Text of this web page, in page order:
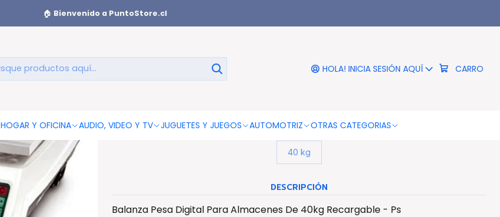
HOLA! INICIA SESIÓN AQUÍ CARRO
HOGAR Y OFICINA AUDIO, VIDEO Y TV JUGUETES Y JUEGOS AUTOMOTRIZ OTRAS CATEGORIAS
🏠 Bienvenido a PuntoStore.cl
Balanza Pesa Digital Para Almacenes De 40kg Recargable - Ps
Balanza Pesa Digital Para Almacenes De
40kg Recargable - Ps
Blanco
40 kg
DESCRIPCIÓN
Balanza Pesa Digital Para Almacenes De 40kg Recargable - Ps